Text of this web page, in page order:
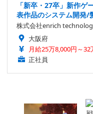
「新卒・27卒」新作
表作品のシステム開発/
株式会社enrich
大阪府
月給25万8,000円～32
正社員